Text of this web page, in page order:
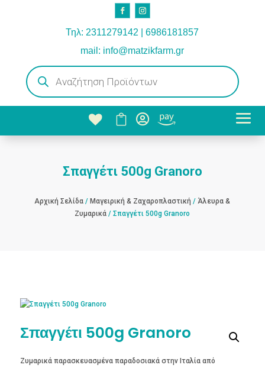
Τηλ: 2311279142 | 6986181857
mail: info@matzikfarm.gr
Products
search
  
Σπαγγέτι 500g Granoro
Αρχική Σελίδα /Μαγειρική & Ζαχαροπλαστική /Άλευρα &
Ζυμαρικά / Σπαγγέτι 500g Granoro
Σπαγγέτι 500g Granoro
Ζυμαρικά παρασκευασμένα παραδοσιακά στην Ιταλία από